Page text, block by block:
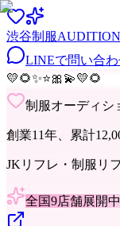
渋谷制服AUDITION
LINEで問い合
💛🌻✨⭐🎀 💫💛🌻
制服オーディシ
創業11年、累計
JKリフレ・制服リ
全国9店舗展開中